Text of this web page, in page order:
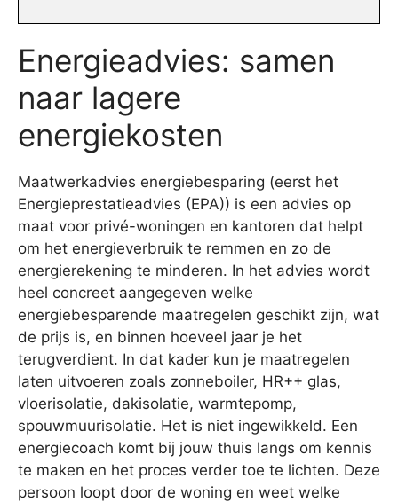
Energieadvies: samen
naar lagere
energiekosten
Maatwerkadvies energiebesparing (eerst het
Energieprestatieadvies (EPA)) is een advies op
maat voor privé-woningen en kantoren dat helpt
om het energieverbruik te remmen en zo de
energierekening te minderen. In het advies wordt
heel concreet aangegeven welke
energiebesparende maatregelen geschikt zijn, wat
de prijs is, en binnen hoeveel jaar je het
terugverdient. In dat kader kun je maatregelen
laten uitvoeren zoals zonneboiler, HR++ glas,
vloerisolatie, dakisolatie, warmtepomp,
spouwmuurisolatie. Het is niet ingewikkeld. Een
energiecoach komt bij jouw thuis langs om kennis
te maken en het proces verder toe te lichten. Deze
persoon loopt door de woning en weet welke